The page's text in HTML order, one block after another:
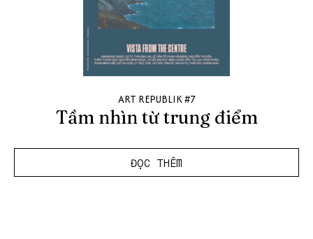
ART REPUBLIK #7
Tầm nhìn từ trung điểm
ĐỌC THÊM